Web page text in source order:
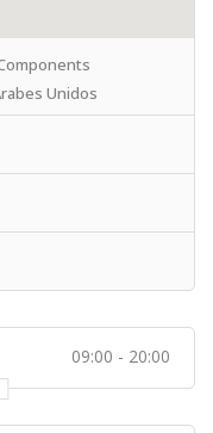
Unidos
09:00 - 20:00